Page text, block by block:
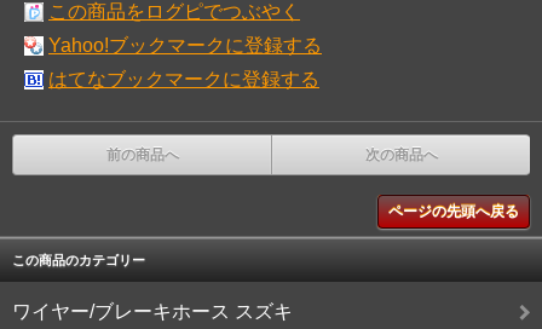
この商品をログピでつぶやく
Yahoo!ブックマークに登録する
はてなブックマークに登録する
前の商品へ 次の商品へ
ページの先頭へ戻る
この商品のカテゴリー
ワイヤー/ブレーキホース スズキ